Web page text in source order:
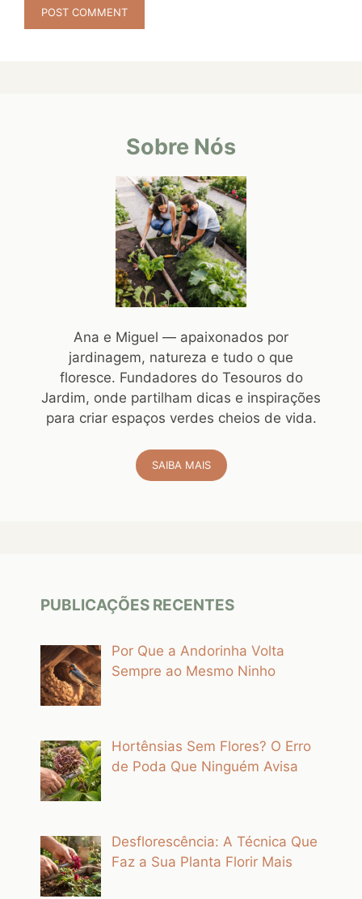
Sobre Nós
Ana e Miguel — apaixonados por
jardinagem, natureza e tudo o que
floresce. Fundadores do Tesouros do
Jardim, onde partilham dicas e inspirações
para criar espaços verdes cheios de vida.
SAIBA MAIS
PUBLICAÇÕES RECENTES
Por Que a Andorinha Volta
Sempre ao Mesmo Ninho
Hortênsias Sem Flores? O Erro
de Poda Que Ninguém Avisa
Desflorescência: A Técnica Que
Faz a Sua Planta Florir Mais